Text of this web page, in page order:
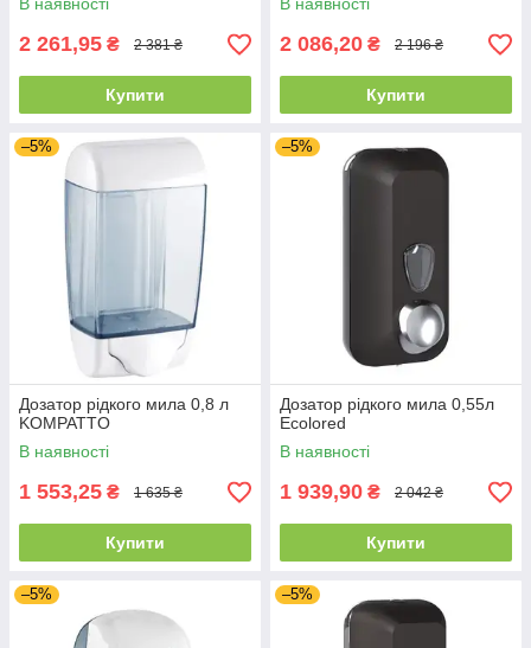
2 261,95 ₴ 2 381 ₴
Купити
2 086,20 ₴ 2 196 ₴
Купити
–5%
Дозатор рідкого мила 0,8 л
KOMPATTO
В наявності
1 553,25 ₴ 1 635 ₴
Купити
–5%
Дозатор рідкого мила 0,55л
Ecolored
В наявності
1 939,90 ₴ 2 042 ₴
Купити
–5% –5%